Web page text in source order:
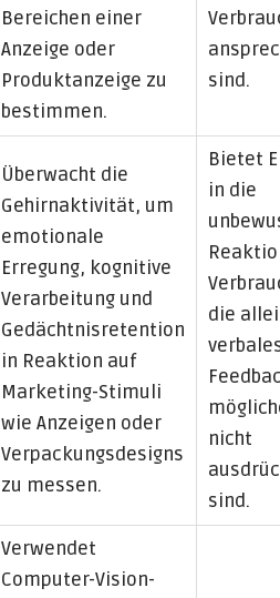
Bereichen einer
Anzeige oder
Produktanzeige zu
bestimmen.
sind.
Überwacht die
Gehirnaktivität, um
emotionale
Erregung, kognitive
Verarbeitung und
Gedächtnisretention
in Reaktion auf
Marketing-Stimuli
wie Anzeigen oder
Verpackungsdesigns
zu messen.
Bietet
in die
die
nicht
sind.
Verwendet
Computer-Vision-